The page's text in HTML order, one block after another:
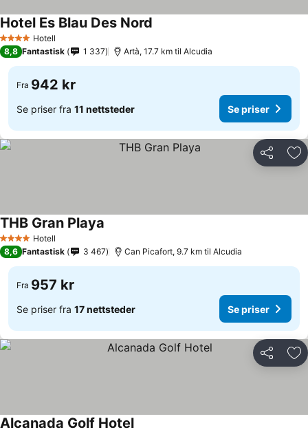
4 StjernerHotell
Hotel Es Blau Des Nord
8,8 Fantastisk 1 337 Artà, 17.7 km til Alcudia
Fra 942 kr
Se priser fra 11 nettsteder Se priser
Del
4 StjernerHotell
THB Gran Playa
8,6 Fantastisk 3 467 Can Picafort, 9.7 km til Alcudia
Fra 957 kr
Se priser fra 17 nettsteder Se priser
Del
Alcanada Golf Hotel